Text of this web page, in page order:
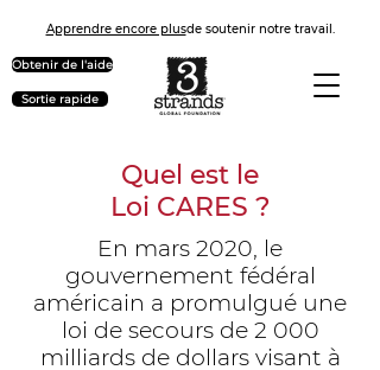
Apprendre encore plusde soutenir notre travail.
Obtenir de l'aide
Sortie rapide
Quel est le
Loi CARES ?
En mars 2020, le
gouvernement fédéral
américain a promulgué une
loi de secours de 2 000
milliards de dollars visant à